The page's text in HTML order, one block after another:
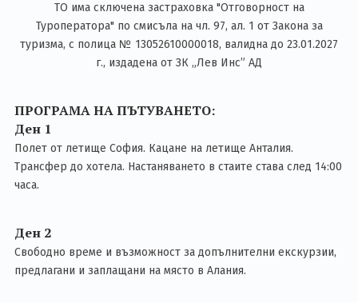
ТО има сключена застраховка "Отговорност на
Туроператора" по смисъла на чл. 97, ал. 1 от Закона за
туризма, с полица № 13052610000018, валидна до 23.01.2027
г., издадена от ЗК „Лев Инс” АД
ПРОГРАМА НА ПЪТУВАНЕТО:
Ден 1
Полет от летище София. Кацане на летище Анталия.
Трансфер до хотела. Настаняването в стаите става след 14:00
часа.
Ден 2
Свободно време и възможност за допълнителни екскурзии,
предлагани и заплащани на място в Алания.